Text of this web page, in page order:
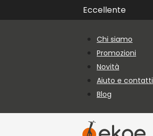
Vai al contenuto principale
Vai al piè di paginaEccellente
Chi siamo
Promozioni
Novità
Aiuto e contatti
Blog